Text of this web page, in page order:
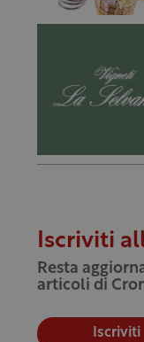
Iscriviti
Resta
articoli di
Iscriviti